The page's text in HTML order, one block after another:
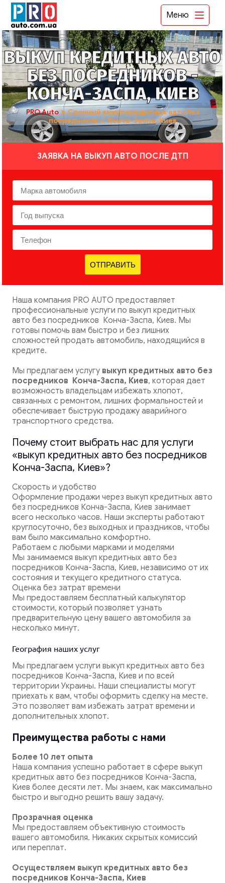
Меню
ВЫКУП КРЕДИТНЫХ АВТО
БЕЗ ПОСРЕДНИКОВ -
КОНЧА-ЗАСПА, КИЕВ
PRO Auto➤Срочный выкуп кредитных авто без
посредников — Конча-Заспа, Киев
ЗАЯВКА НА ВЫКУП АВТО ПОСЛЕ ДТП
ОТПРАВИТЬ
Наша компания PRO AUTO предоставляет
профессиональные услуги по выкуп кредитных
авто без посредников Конча-Заспа, Киев. Мы
готовы помочь вам быстро и без лишних
сложностей продать автомобиль, находящийся в
кредите.
Мы предлагаем услугу выкуп кредитных авто без
посредников Конча-Заспа, Киев, которая дает
возможность владельцам избежать хлопот,
связанных с ремонтом, лишних формальностей и
обеспечивает быструю продажу аварийного
транспортного средства.
Почему стоит выбрать нас для услуги
«выкуп кредитных авто без посредников
Конча-Заспа, Киев»?
Скорость и удобство
Оформление продажи через выкуп кредитных авто
без посредников Конча-Заспа, Киев занимает
всего несколько часов. Наши эксперты работают
круглосуточно, без выходных и праздников, чтобы
вам было максимально комфортно.
Работаем с любыми марками и моделями
Мы занимаемся выкуп кредитных авто без
посредников Конча-Заспа, Киев, независимо от их
состояния и текущего кредитного статуса.
Оценка без затрат времени
Мы предоставляем бесплатный калькулятор
стоимости, который позволяет узнать
предварительную цену вашего автомобиля за
несколько минут.
География наших услуг
Мы предлагаем услуги выкуп кредитных авто без
посредников Конча-Заспа, Киев и по всей
территории Украины. Наши специалисты могут
приехать к вам, чтобы оформить сделку на месте.
Это позволяет вам избежать затрат времени и
дополнительных хлопот.
Преимущества работы с нами
Более 10 лет опыта
Наша компания успешно работает в сфере выкуп
кредитных авто без посредников Конча-Заспа,
Киев более десяти лет. Мы знаем, как максимально
быстро и выгодно решить вашу задачу.
Прозрачная оценка
Мы предоставляем объективную стоимость
вашего автомобиля. Никаких скрытых комиссий
или переплат.
Осуществляем выкуп кредитных авто без
посредников Конча-Заспа, Киев